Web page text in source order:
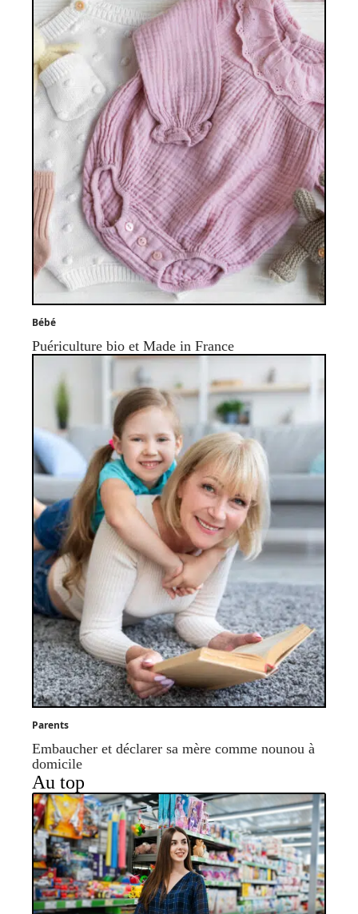
Bébé
Puériculture bio et Made in France
Parents
Embaucher et déclarer sa mère comme nounou à
domicile
Au top